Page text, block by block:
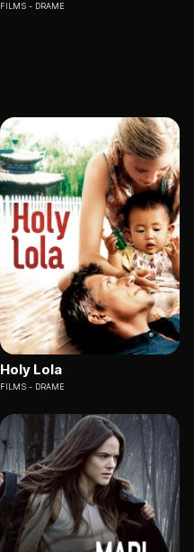
FILMS DRAME
Holy Lola
FILMS DRAME